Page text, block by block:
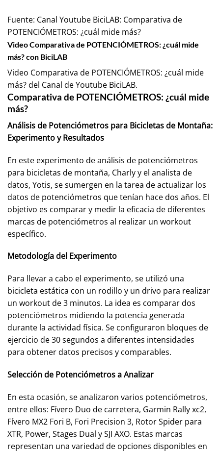
Fuente: Canal Youtube BiciLAB: Comparativa de
POTENCIÓMETROS: ¿cuál mide más?
Video Comparativa de POTENCIÓMETROS: ¿cuál mide
más? con BiciLAB
Video Comparativa de POTENCIÓMETROS: ¿cuál mide
más? del Canal de Youtube BiciLAB.
Comparativa de POTENCIÓMETROS: ¿cuál mide
más?
Análisis de Potenciómetros para Bicicletas de Montaña:
Experimento y Resultados
En este experimento de análisis de potenciómetros
para bicicletas de montaña, Charly y el analista de
datos, Yotis, se sumergen en la tarea de actualizar los
datos de potenciómetros que tenían hace dos años. El
objetivo es comparar y medir la eficacia de diferentes
marcas de potenciómetros al realizar un workout
específico.
Metodología del Experimento
Para llevar a cabo el experimento, se utilizó una
bicicleta estática con un rodillo y un drivo para realizar
un workout de 3 minutos. La idea es comparar dos
potenciómetros midiendo la potencia generada
durante la actividad física. Se configuraron bloques de
ejercicio de 30 segundos a diferentes intensidades
para obtener datos precisos y comparables.
Selección de Potenciómetros a Analizar
En esta ocasión, se analizaron varios potenciómetros,
entre ellos: Fívero Duo de carretera, Garmin Rally xc2,
Fívero MX2 Fori B, Fori Precision 3, Rotor Spider para
XTR, Power, Stages Dual y SJI AXO. Estas marcas
representan una variedad de opciones disponibles en